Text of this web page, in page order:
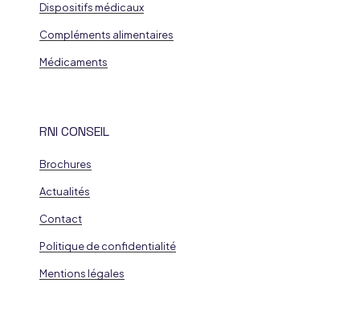
Dispositifs médicaux
Compléments alimentaires
Médicaments
RNI CONSEIL
Brochures
Actualités
Contact
Politique de confidentialité
Mentions légales